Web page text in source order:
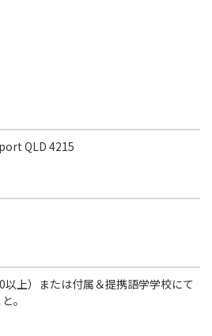
QLD 4215
以上）または付属＆提携語学学校にて
。